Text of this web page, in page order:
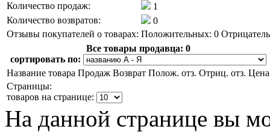
Количество продаж:
1
Количество возвратов:
0
Отзывы покупателей о товарах: Положительных: 0
Все товары продавца: 0
сортировать по:
Название товара Продаж Возврат Полож. отз. Отриц. отз. Цена
Страницы:
товаров на странице:
На данной странице вы